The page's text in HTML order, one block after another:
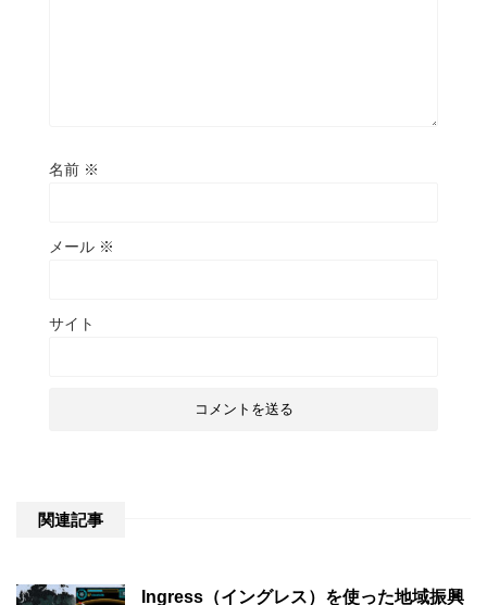
名前 ※
メール ※
サイト
関連記事
Ingress（イングレス）を使った地域振興